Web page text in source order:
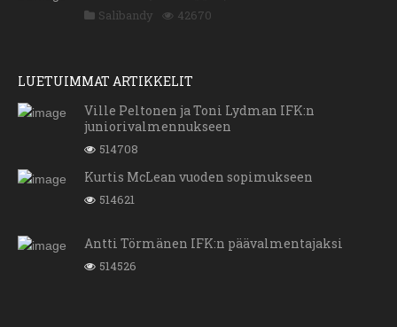
Salibandy 42670
LUETUIMMAT ARTIKKELIT
Ville Peltonen ja Toni Lydman IFK:n
juniorivalmennukseen
514708
Kurtis McLean vuoden sopimukseen
514621
Antti Törmänen IFK:n päävalmentajaksi
514526